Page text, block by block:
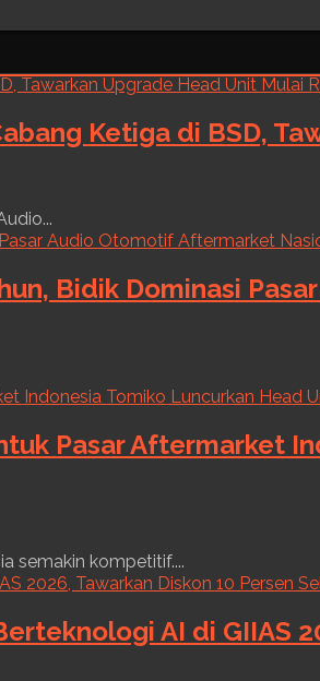
Ketiga di BSD,
Bidik Dominasi
Pasar Aftermarket
semakin kompetitif....
AI di GIIAS